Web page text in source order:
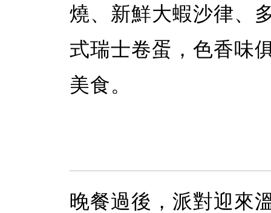
燒、新鮮大蝦沙律、
式瑞士卷蛋，色香味
美食。
晚餐過後，派對迎來